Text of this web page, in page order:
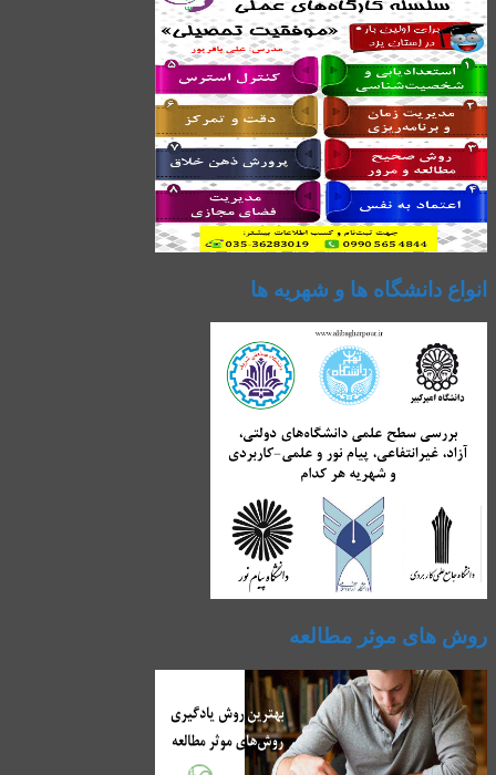
انواع دانشگاه ها و شهریه ها
روش های موثر مطالعه